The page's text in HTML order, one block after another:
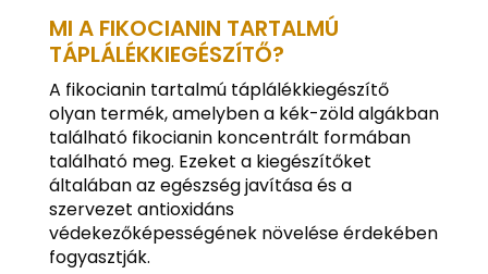
MI A FIKOCIANIN TARTALMÚ
TÁPLÁLÉKKIEGÉSZÍTŐ?
A fikocianin tartalmú táplálékkiegészítő
olyan termék, amelyben a kék-zöld algákban
található fikocianin koncentrált formában
található meg. Ezeket a kiegészítőket
általában az egészség javítása és a
szervezet antioxidáns
védekezőképességének növelése érdekében
fogyasztják.